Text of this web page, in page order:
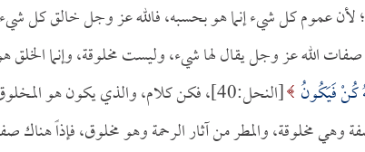
لأن عموم كل شيء إنما هو بحسبه، فالله عز وجل خالق كل
الله عز وجل يقال لها شيء، وليست مخلوقة، وإنما الخلق
كُنْ فَيَكُونُ
[النحل:40]، فكن كلام، والذي يكون هو
وهي مخلوقة، والمطر من آثار الرحمة وهو مخلوق، فإذاً هناك